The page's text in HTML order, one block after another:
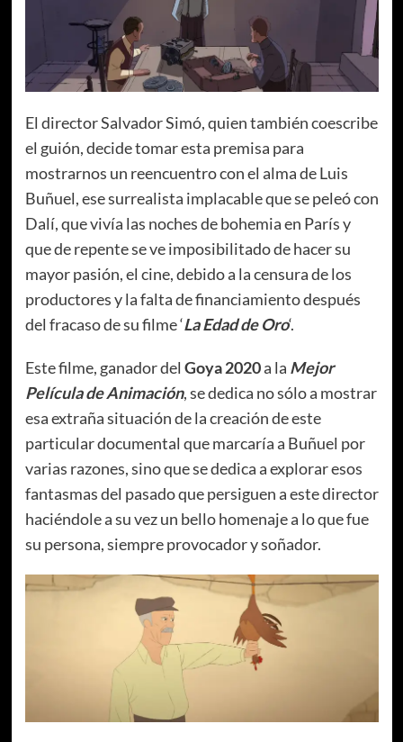
El director Salvador Simó, quien también coescribe
el guión, decide tomar esta premisa para
mostrarnos un reencuentro con el alma de Luis
Buñuel, ese surrealista implacable que se peleó con
Dalí, que vivía las noches de bohemia en París y
que de repente se ve imposibilitado de hacer su
mayor pasión, el cine, debido a la censura de los
productores y la falta de financiamiento después
del fracaso de su filme ‘La Edad de Oro‘.
Este filme, ganador del Goya 2020a la Mejor
Película de Animación, se dedica no sólo a mostrar
esa extraña situación de la creación de este
particular documental que marcaría a Buñuel por
varias razones, sino que se dedica a explorar esos
fantasmas del pasado que persiguen a este director
haciéndole a su vez un bello homenaje a lo que fue
su persona, siempre provocador y soñador.